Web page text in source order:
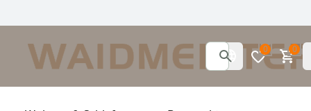
0 0